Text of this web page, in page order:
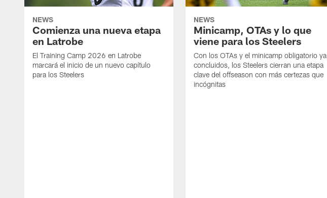
NEWS
Comienza una nueva etapa
en Latrobe
El Training Camp 2026 en Latrobe
marcará el inicio de un nuevo capítulo
para los Steelers
NEWS
Minicamp, OTAs y lo que
viene para los Steelers
Con los OTAs y el minicamp obligatorio ya
concluidos, los Steelers cierran una etapa
clave del offseason con más certezas que
incógnitas